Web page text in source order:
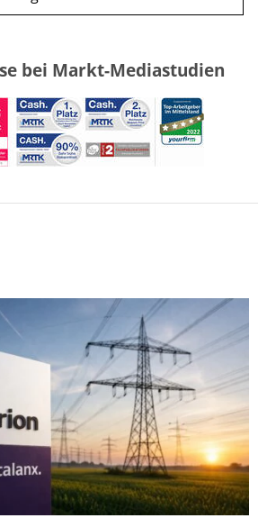
bei Markt-Mediastudien